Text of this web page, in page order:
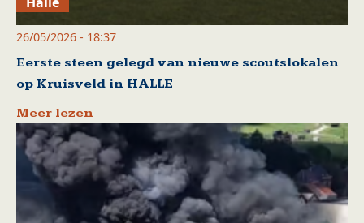
26/05/2026 - 18:37
Eerste steen gelegd van nieuwe scoutslokalen
op Kruisveld in HALLE
Meer lezen